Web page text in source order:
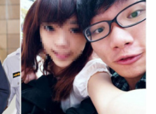
味人生》，累積不少觀眾熟悉
十分錯愕。報導指出，王凱原定
開工前從經紀人口中得知噩耗，
百味人生》劇組深表意外與遺
要角色之一，目前除了緊急應
後事，謝謝王凱對《百味人生》